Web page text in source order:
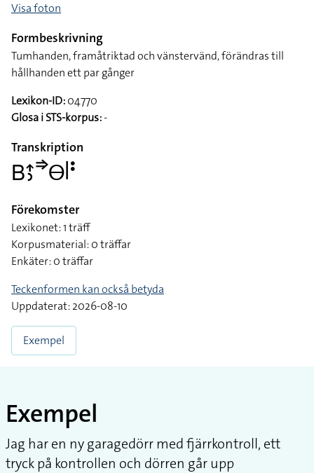
Visa foton
Formbeskrivning
Tumhanden, framåtriktad och vänstervänd, förändras till
hållhanden ett par gånger
Lexikon-ID:04770
Glosa i STS-korpus:-
Transkription
􌤧􌤴􌤶􌦆􌤫􌥼􌥻
Förekomster
Lexikonet: 1 träff
Korpusmaterial: 0 träffar
Enkäter: 0 träffar
Teckenformen kan också betyda
Uppdaterat: 2026-08-10
Exempel
Exempel
Jag har en ny garagedörr med fjärrkontroll, ett
tryck på kontrollen och dörren går upp